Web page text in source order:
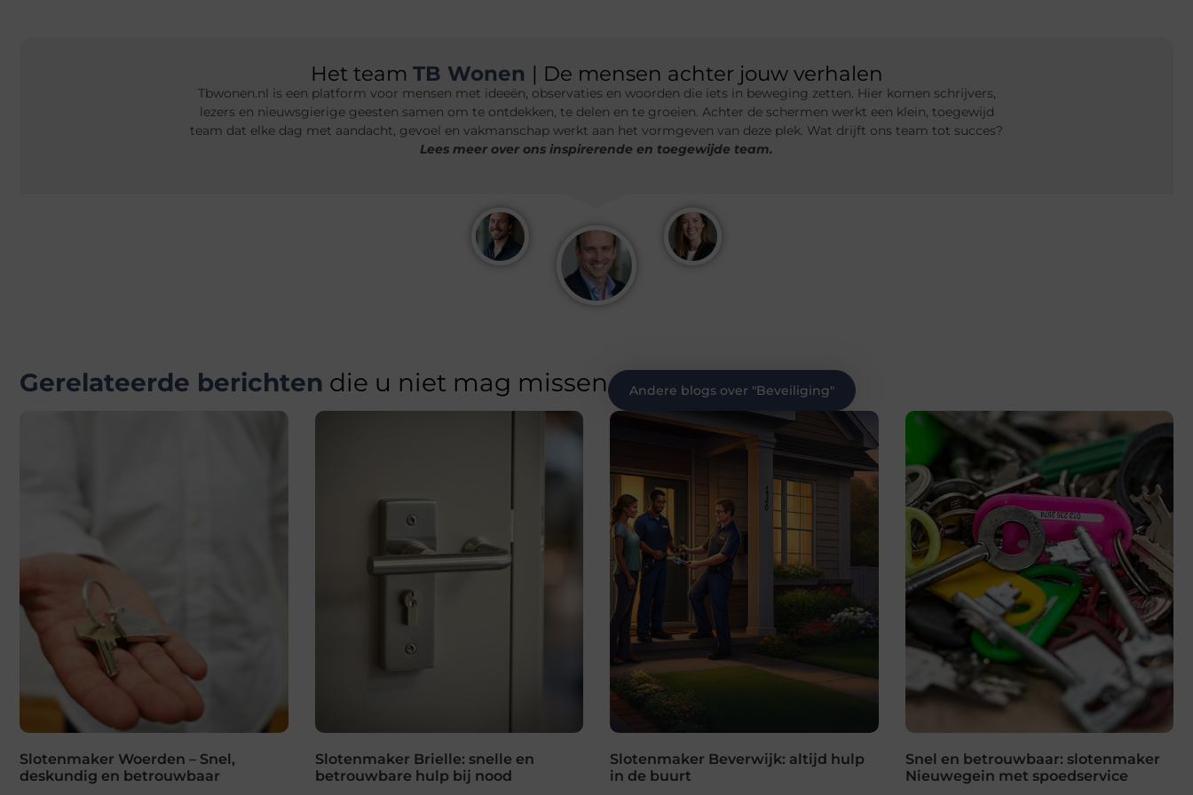
Het team TB Wonen | De mensen achter jouw verhalen
Tbwonen.nl is een platform voor mensen met ideeën, observaties en woorden die iets in beweging zetten. Hier komen schrijvers,
lezers en nieuwsgierige geesten samen om te ontdekken, te delen en te groeien. Achter de schermen werkt een klein, toegewijd
team dat elke dag met aandacht, gevoel en vakmanschap werkt aan het vormgeven van deze plek. Wat drijft ons team tot succes?
Lees meer over ons inspirerende en toegewijde team.
Gerelateerde berichten die u niet mag missen Andere blogs over "Beveiliging"
Slotenmaker Woerden – Snel,
deskundig en betrouwbaar
Slotenmaker Brielle: snelle en
betrouwbare hulp bij nood
Slotenmaker Beverwijk: altijd hulp
in de buurt
Snel en betrouwbaar: slotenmaker
Nieuwegein met spoedservice